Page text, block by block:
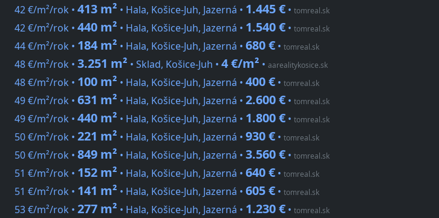
42 €/m²/rok • 413 m² • Hala, Košice-Juh, Jazerná • 1.445 € • tomreal.sk
42 €/m²/rok • 440 m² • Hala, Košice-Juh, Jazerná • 1.540 € • tomreal.sk
44 €/m²/rok • 184 m² • Hala, Košice-Juh, Jazerná • 680 € • tomreal.sk
48 €/m²/rok • 3.251 m² • Sklad, Košice-Juh • 4 €/m² • aarealitykosice.sk
48 €/m²/rok • 100 m² • Hala, Košice-Juh, Jazerná • 400 € • tomreal.sk
49 €/m²/rok • 631 m² • Hala, Košice-Juh, Jazerná • 2.600 € • tomreal.sk
49 €/m²/rok • 440 m² • Hala, Košice-Juh, Jazerná • 1.800 € • tomreal.sk
50 €/m²/rok • 221 m² • Hala, Košice-Juh, Jazerná • 930 € • tomreal.sk
50 €/m²/rok • 849 m² • Hala, Košice-Juh, Jazerná • 3.560 € • tomreal.sk
51 €/m²/rok • 152 m² • Hala, Košice-Juh, Jazerná • 640 € • tomreal.sk
51 €/m²/rok • 141 m² • Hala, Košice-Juh, Jazerná • 605 € • tomreal.sk
53 €/m²/rok • 277 m² • Hala, Košice-Juh, Jazerná • 1.230 € • tomreal.sk